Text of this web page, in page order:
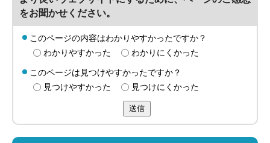
をお聞かせください。
このページの内容はわかりやすかったですか？
わかりやすかった
わかりにくかった
このページは見つけやすかったですか？
見つけやすかった
見つけにくかった
送信